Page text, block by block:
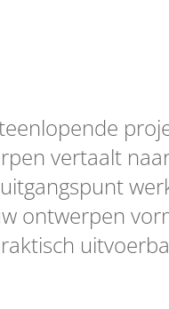
vertaalt
ontwerpen